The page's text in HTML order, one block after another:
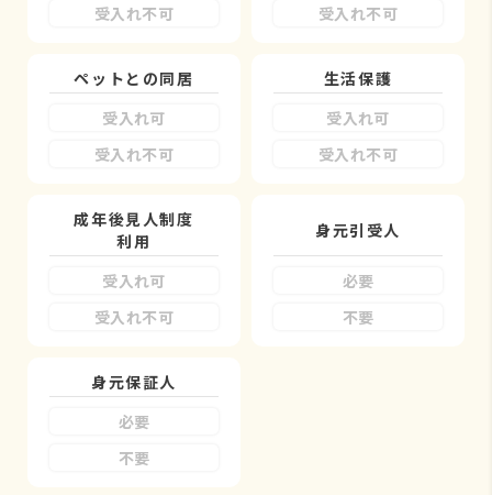
受入れ不可
受入れ不可
ペットとの同居
受入れ可
受入れ不可
生活保護
受入れ可
受入れ不可
成年後見人制度
利用
受入れ可
受入れ不可
身元引受人
必要
不要
身元保証人
必要
不要